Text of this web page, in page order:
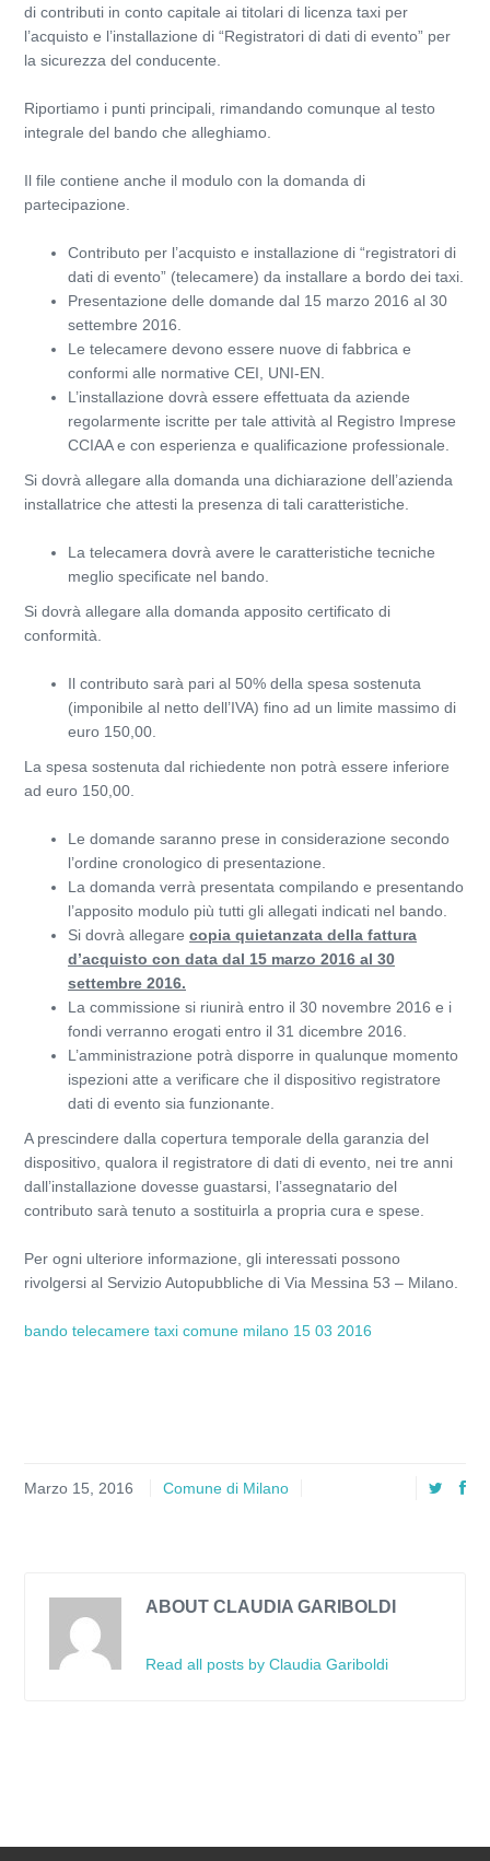
di contributi in conto capitale ai titolari di licenza taxi per
l’acquisto e l’installazione di “Registratori di dati di evento” per
la sicurezza del conducente.
Riportiamo i punti principali, rimandando comunque al testo
integrale del bando che alleghiamo.
Il file contiene anche il modulo con la domanda di
partecipazione.
Contributo per l’acquisto e installazione di “registratori di
dati di evento” (telecamere) da installare a bordo dei taxi.
Presentazione delle domande dal 15 marzo 2016 al 30
settembre 2016.
Le telecamere devono essere nuove di fabbrica e
conformi alle normative CEI, UNI-EN.
L’installazione dovrà essere effettuata da aziende
regolarmente iscritte per tale attività al Registro Imprese
CCIAA e con esperienza e qualificazione professionale.
Si dovrà allegare alla domanda una dichiarazione dell’azienda
installatrice che attesti la presenza di tali caratteristiche.
La telecamera dovrà avere le caratteristiche tecniche
meglio specificate nel bando.
Si dovrà allegare alla domanda apposito certificato di
conformità.
Il contributo sarà pari al 50% della spesa sostenuta
(imponibile al netto dell’IVA) fino ad un limite massimo di
euro 150,00.
La spesa sostenuta dal richiedente non potrà essere inferiore
ad euro 150,00.
Le domande saranno prese in considerazione secondo
l’ordine cronologico di presentazione.
La domanda verrà presentata compilando e presentando
l’apposito modulo più tutti gli allegati indicati nel bando.
Si dovrà allegare copia quietanzata della fattura
d’acquisto con data dal 15 marzo 2016 al 30
settembre 2016.
La commissione si riunirà entro il 30 novembre 2016 e i
fondi verranno erogati entro il 31 dicembre 2016.
L’amministrazione potrà disporre in qualunque momento
ispezioni atte a verificare che il dispositivo registratore
dati di evento sia funzionante.
A prescindere dalla copertura temporale della garanzia del
dispositivo, qualora il registratore di dati di evento, nei tre anni
dall’installazione dovesse guastarsi, l’assegnatario del
contributo sarà tenuto a sostituirla a propria cura e spese.
Per ogni ulteriore informazione, gli interessati possono
rivolgersi al Servizio Autopubbliche di Via Messina 53 – Milano.
bando telecamere taxi comune milano 15 03 2016
Marzo 15, 2016 Comune di Milano
ABOUT CLAUDIA GARIBOLDI
Read all posts by Claudia Gariboldi